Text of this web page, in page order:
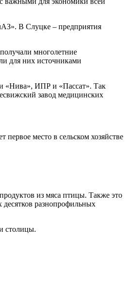
В Слуцке – предприятия
многолетние
для них источниками
«Нива», ИПР и «Пассат». Так
завод медицинских
место в сельском хозяйстве
из мяса птицы. Также это
разнопрофильных
столицы.